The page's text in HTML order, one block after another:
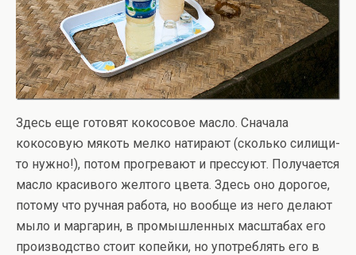
Здесь еще готовят кокосовое масло. Сначала
кокосовую мякоть мелко натирают (сколько силищи-
то нужно!), потом прогревают и прессуют. Получается
масло красивого желтого цвета. Здесь оно дорогое,
потому что ручная работа, но вообще из него делают
мыло и маргарин, в промышленных масштабах его
производство стоит копейки, но употреблять его в